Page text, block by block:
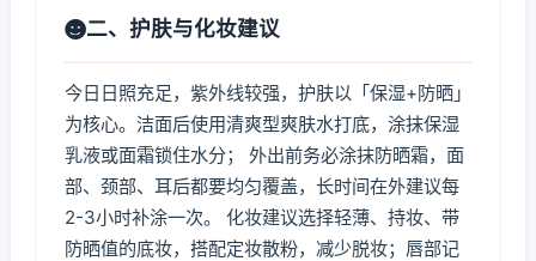
二、护肤与化妆建议
今日日照充足，紫外线较强，护肤以「保湿+防晒」
为核心。洁面后使用清爽型爽肤水打底，涂抹保湿
乳液或面霜锁住水分； 外出前务必涂抹防晒霜，面
部、颈部、耳后都要均匀覆盖，长时间在外建议每
2-3小时补涂一次。 化妆建议选择轻薄、持妆、带
防晒值的底妆，搭配定妆散粉，减少脱妆；唇部记